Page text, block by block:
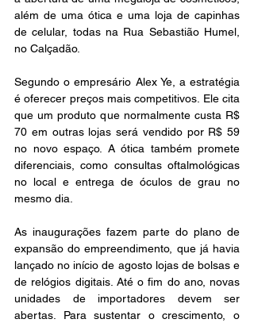
além de uma ótica e uma loja de capinhas
de celular, todas na Rua Sebastião Humel,
no Calçadão.
Segundo o empresário Alex Ye, a estratégia
é oferecer preços mais competitivos. Ele cita
que um produto que normalmente custa R$
70 em outras lojas será vendido por R$ 59
no novo espaço. A ótica também promete
diferenciais, como consultas oftalmológicas
no local e entrega de óculos de grau no
mesmo dia.
As inaugurações fazem parte do plano de
expansão do empreendimento, que já havia
lançado no início de agosto lojas de bolsas e
de relógios digitais. Até o fim do ano, novas
unidades de importadores devem ser
abertas. Para sustentar o crescimento, o